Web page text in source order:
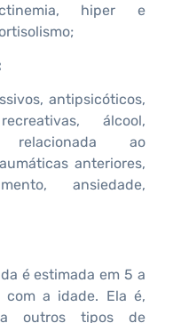
hiper e
antipsicóticos,
álcool,
relacionada ao
anteriores,
ansiedade,
é estimada em 5 a
com a idade. Ela é,
outros tipos de